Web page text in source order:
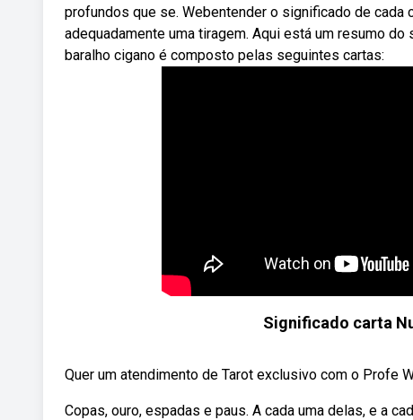
profundos que se. Webentender o significado de cada
adequadamente uma tiragem. Aqui está um resumo
baralho cigano é composto pelas seguintes cartas:
Significado carta
Quer um atendimento de Tarot exclusivo com o Profe
Copas, ouro, espadas e paus. A cada uma delas, e a